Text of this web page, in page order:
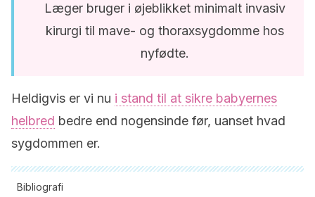
Læger bruger i øjeblikket minimalt invasiv
kirurgi til mave- og thoraxsygdomme hos
nyfødte.
Heldigvis er vi nu i stand til at sikre babyernes
helbred bedre end nogensinde før, uanset hvad
sygdommen er.
Bibliografi